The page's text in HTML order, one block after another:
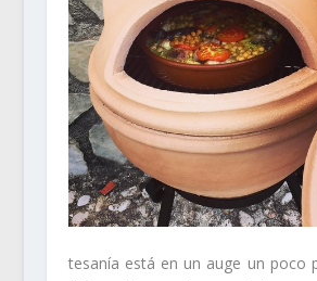
tesanía está en un auge un poco